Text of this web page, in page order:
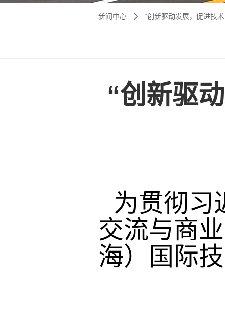
新闻中心 “创新驱动发展，促进技
“创新驱
为贯彻习
交流与商
海）国际